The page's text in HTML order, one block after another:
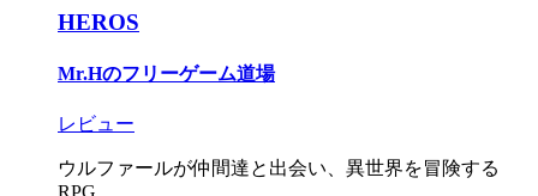
HEROS
Mr.Hのフリーゲーム道場
レビュー
ウルファールが仲間達と出会い、異世界を冒険する
RPG